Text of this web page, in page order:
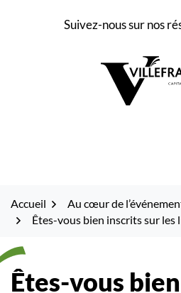
Suivez-nous sur nos
Accueil Au cœur de
Êtes-vous bien inscrits sur les
Êtes-vous